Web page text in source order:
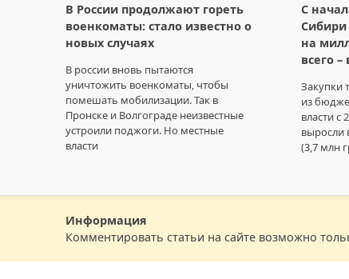
В России продолжают гореть
военкоматы: стало известно о
новых случаях
В россии вновь пытаются
уничтожить военкоматы, чтобы
помешать мобилизации. Так в
Пронске и Волгограде неизвестные
устроили поджоги. Но местные
власти
С
Сибири
на
всего
Закупки
из
власти с
выросли
(3,7 млн
Информация
Комментировать статьи на сайте возможно